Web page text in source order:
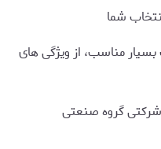
شما
مناسب، از ویژگی های
شرکتی گروه صنعتی